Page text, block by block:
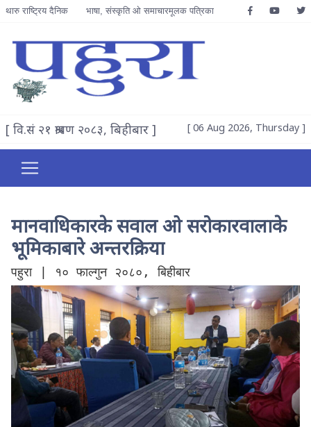
थारु राष्ट्रिय दैनिक भाषा, संस्कृति ओ समाचारमूलक पत्रिका
[ वि.सं २१ श्रावण २०८३, बिहीबार ] [ 06 Aug 2026, Thursday ]
मानवाधिकारके सवाल ओ सरोकारवालाके
भूमिकाबारे अन्तरक्रिया
पहुरा | १० फाल्गुन २०८०, बिहीबार